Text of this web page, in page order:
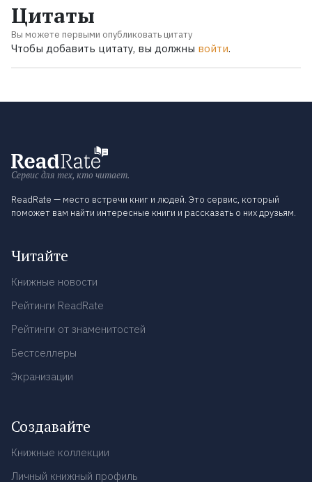
Цитаты
Вы можете первыми опубликовать цитату
Чтобы добавить цитату, вы должны войти.
Сервис для тех, кто читает.
ReadRate — место встречи книг и людей. Это сервис, который
поможет вам найти интересные книги и рассказать о них друзьям.
Читайте
Книжные новости
Рейтинги ReadRate
Рейтинги от знаменитостей
Бестселлеры
Экранизации
Создавайте
Книжные коллекции
Личный книжный профиль